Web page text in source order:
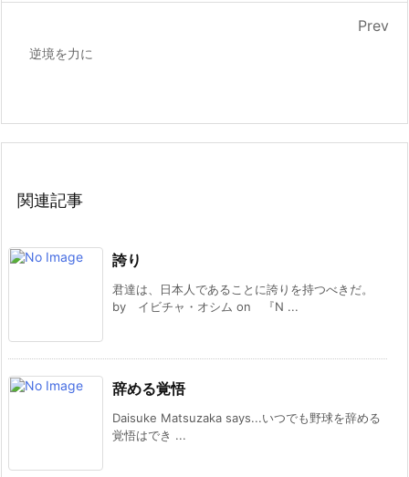
逆境を力に
Prev
関連記事
誇り
君達は、日本人であることに誇りを持つべきだ。
by イビチャ・オシム on 『N ...
辞める覚悟
Daisuke Matsuzaka says...いつでも野球を辞める
覚悟はでき ...